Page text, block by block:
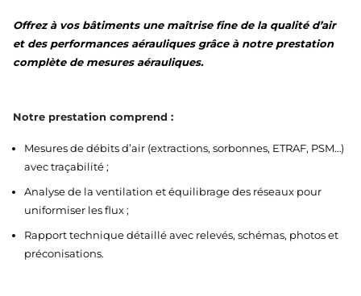
Offrez à vos bâtiments une maîtrise fine de la qualité d’air
et des performances aérauliques grâce à notre prestation
complète de mesures aérauliques.
Notre prestation comprend :
Mesures de débits d’air (extractions, sorbonnes, ETRAF, PSM…)
avec traçabilité ;
Analyse de la ventilation et équilibrage des réseaux pour
uniformiser les flux ;
Rapport technique détaillé avec relevés, schémas, photos et
préconisations.